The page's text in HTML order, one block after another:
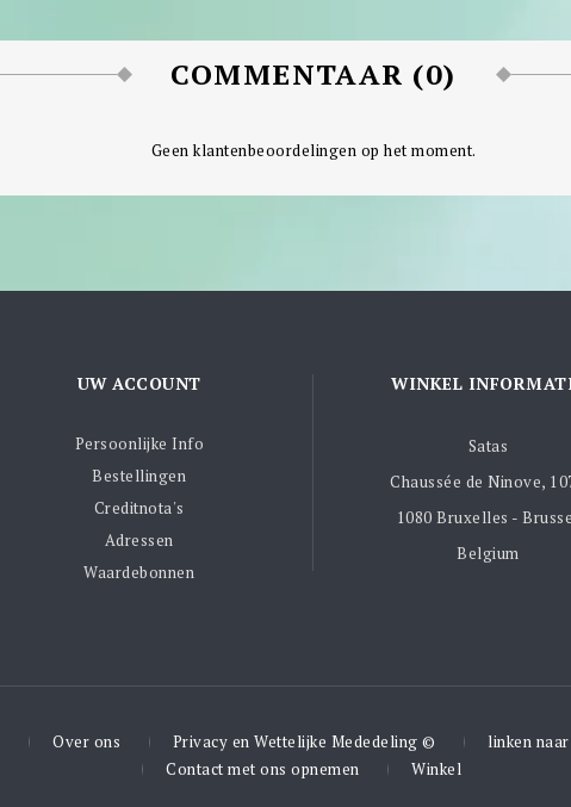
COMMENTAAR (0)
Geen klantenbeoordelingen op het moment.
UW ACCOUNT
Persoonlijke Info
Bestellingen
Creditnota's
Adressen
Waardebonnen
WINKEL
Satas
Chaussée de Ninove,
1080 Bruxelles -
Belgium
Over ons Privacy en Wettelijke Mededeling © linken
Contact met ons opnemen
Winkel